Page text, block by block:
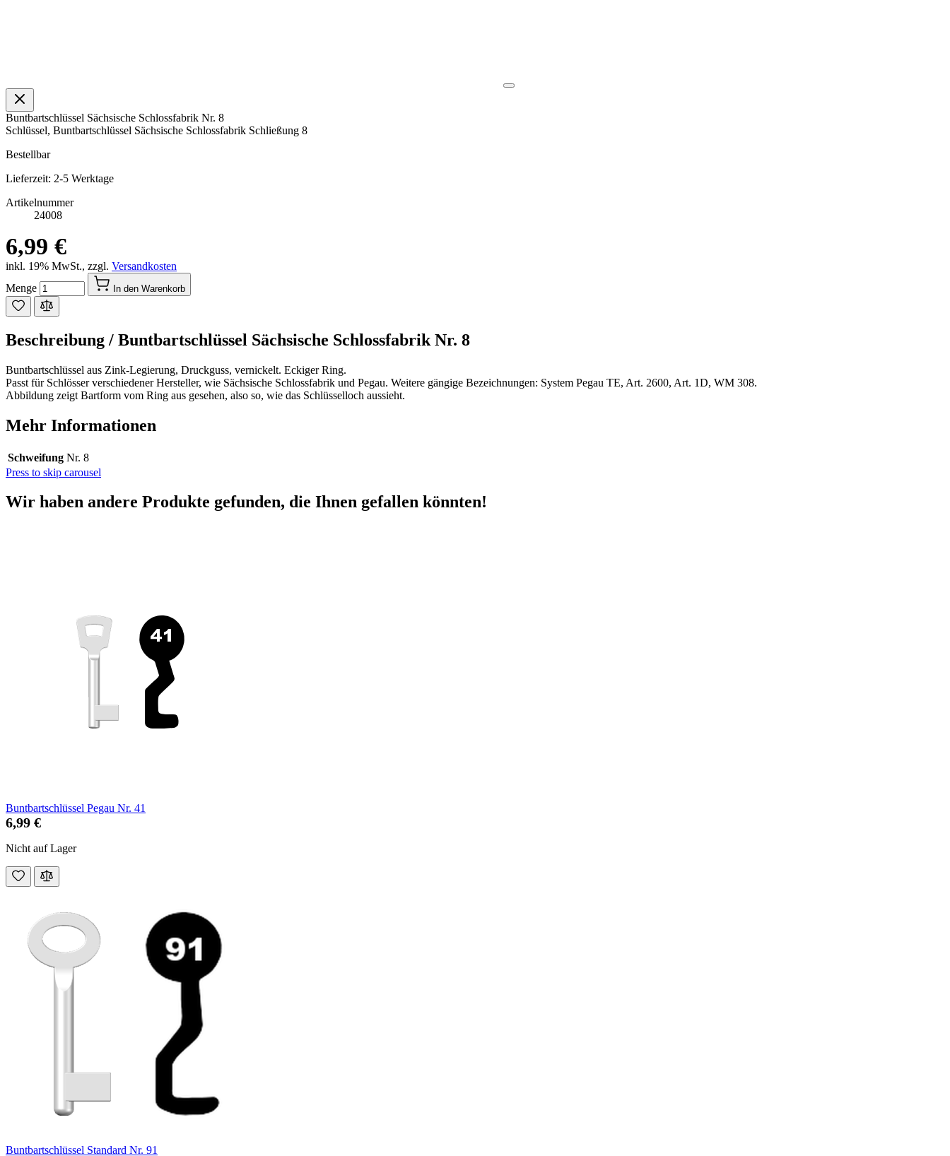
Buntbartschlüssel Sächsische Schlossfabrik Nr. 8
Schlüssel, Buntbartschlüssel Sächsische Schlossfabrik Schließung 8
Bestellbar
Lieferzeit: 2-5 Werktage
Artikelnummer
24008
6,99 €
inkl. 19% MwSt., zzgl. Versandkosten
Menge
In den Warenkorb
Beschreibung / Buntbartschlüssel Sächsische Schlossfabrik Nr. 8
Buntbartschlüssel aus Zink-Legierung, Druckguss, vernickelt. Eckiger Ring.
Passt für Schlösser verschiedener Hersteller, wie Sächsische Schlossfabrik und Pegau. Weitere gängige Bezeichnungen: System Pegau TE, Art. 2600, Art. 1D, WM 308.
Abbildung zeigt Bartform vom Ring aus gesehen, also so, wie das Schlüsselloch aussieht.
Mehr Informationen
Schweifung Nr. 8
Press to skip carousel
Wir haben andere Produkte gefunden, die Ihnen gefallen könnten!
Buntbartschlüssel Pegau Nr. 41
6,99 €
Nicht auf Lager
Buntbartschlüssel Standard Nr. 91